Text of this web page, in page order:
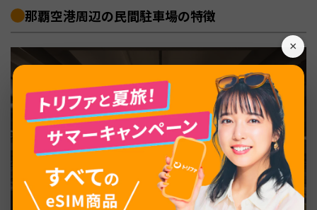
×
那覇空港周辺の民間駐車場の特徴